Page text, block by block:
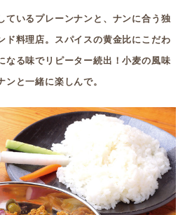
ているプレーンナンと、ナンに合う独
ド料理店。スパイスの黄金比にこだわ
なる味でリピーター続出！小麦の風味
と一緒に楽しんで。